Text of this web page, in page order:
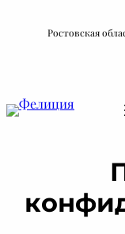
Ростовская